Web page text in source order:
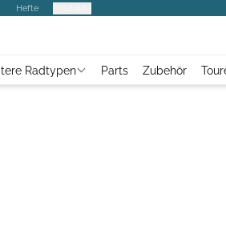
Hefte
Radtypen Parts Zubehör